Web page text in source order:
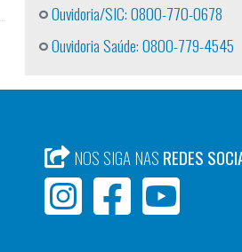
Ouvidoria/SIC: 0800-770-0678
Ouvidoria Saúde: 0800-779-4545
NOS SIGA NAS REDES